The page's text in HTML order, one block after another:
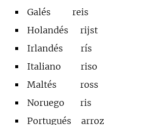
Galés reis
Holandés rijst
Irlandés rís
Italiano riso
Maltés ross
Noruego ris
Portugués arroz